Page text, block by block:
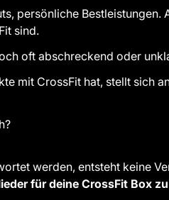
persönliche
sind.
oft abschreckend oder
mit CrossFit hat, stellt sich
werden, entsteht keine
für deine CrossFit Box